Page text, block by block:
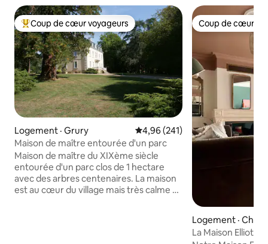
Coup de cœur voyageurs parmi les plus aimés
Coup de cœur voyageurs
Logement · Grury Note moyenne de 4,96 sur 5,
4,96 (241)
Maison de maître entourée d'un parc
Maison de maître du XIXème siècle
entourée d'un parc clos de 1 hectare
avec des arbres centenaires. La maison
est au cœur du village mais très calme et
Coup de cœur
Coup de cœur
Logement ·
La Maison Elliot